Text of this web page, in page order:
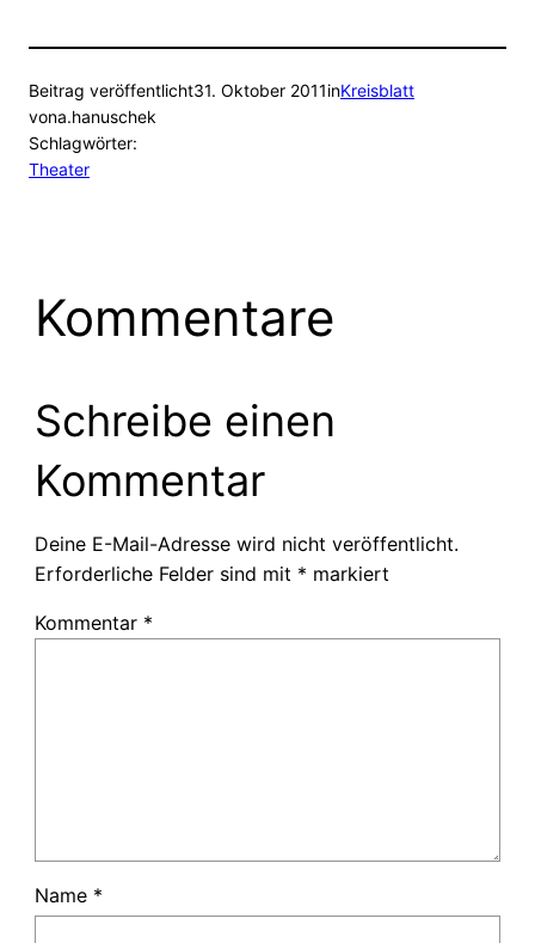
Beitrag veröffentlicht31. Oktober 2011inKreisblatt
vona.hanuschek
Schlagwörter:
Theater
Kommentare
Schreibe einen
Kommentar
Deine E-Mail-Adresse wird nicht veröffentlicht.
Erforderliche Felder sind mit * markiert
Kommentar *
Name *